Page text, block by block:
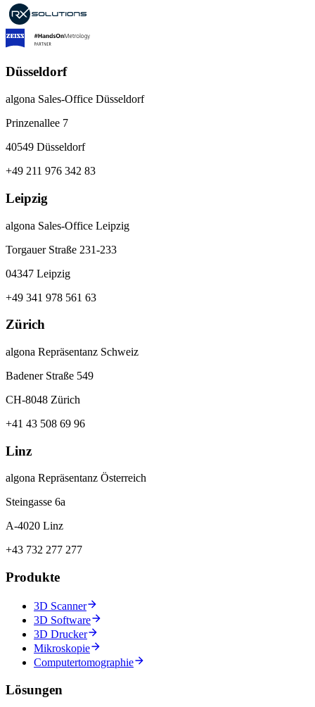
Düsseldorf
algona Sales-Office Düsseldorf
Prinzenallee 7
40549 Düsseldorf
+49 211 976 342 83
Leipzig
algona Sales-Office Leipzig
Torgauer Straße 231-233
04347 Leipzig
+49 341 978 561 63
Zürich
algona Repräsentanz Schweiz
Badener Straße 549
CH-8048 Zürich
+41 43 508 69 96
Linz
algona Repräsentanz Österreich
Steingasse 6a
A-4020 Linz
+43 732 277 277
Produkte
3D Scanner
3D Software
3D Drucker
Mikroskopie
Computertomographie
Lösungen